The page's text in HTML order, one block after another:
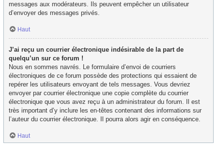
messages aux modérateurs. Ils peuvent empêcher un utilisateur
d’envoyer des messages privés.
Haut
J’ai reçu un courrier électronique indésirable de la part de
quelqu’un sur ce forum !
Nous en sommes navrés. Le formulaire d’envoi de courriers
électroniques de ce forum possède des protections qui essaient de
repérer les utilisateurs envoyant de tels messages. Vous devriez
envoyer par courrier électronique une copie complète du courrier
électronique que vous avez reçu à un administrateur du forum. Il est
très important d’y inclure les en-têtes contenant des informations sur
l’auteur du courrier électronique. Il pourra alors agir en conséquence.
Haut